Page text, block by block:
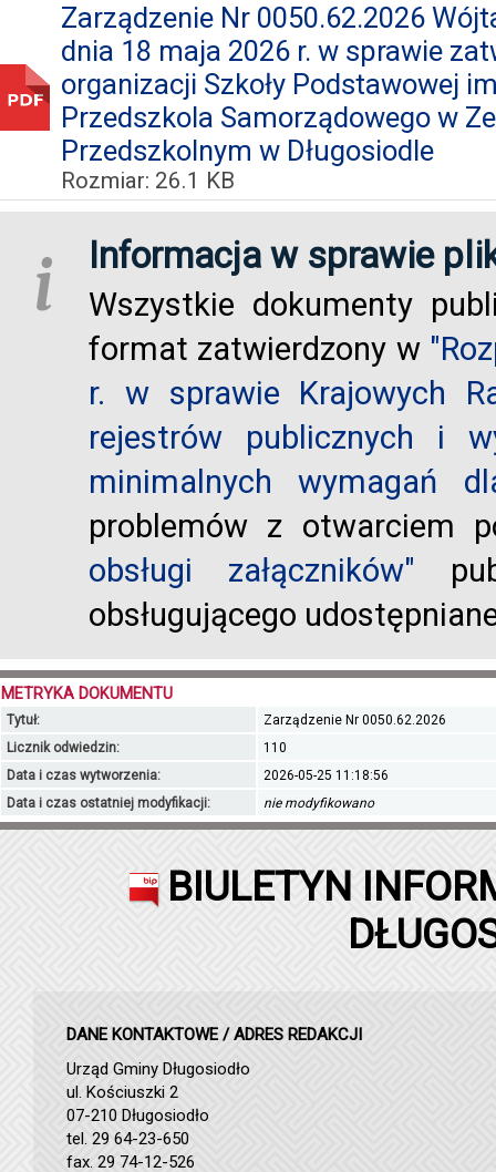
Zarządzenie Nr 0050.62.2026
dnia 18 maja 2026 r. w sprawie
organizacji Szkoły Podstawowej
Przedszkola Samorządowego w
Przedszkolnym w Długosiodle
Rozmiar: 26.1 KB
i Informacja w sprawie
Wszystkie dokumenty
format zatwierdzony w
r. w sprawie Krajowych
rejestrów publicznych i
minimalnych wymagań
problemów z otwarciem
obsługi załączników"
obsługującego
METRYKA DOKUMENTU
Tytuł:
Zarządzenie Nr 0050.62.2026
Licznik odwiedzin:
110
Data i czas wytworzenia:
2026-05-25 11:18:56
Data i czas ostatniej modyfikacji:
nie modyfikowano
BIULETYN
DANE KONTAKTOWE / ADRES REDAKCJI
Urząd Gminy Długosiodło
ul. Kościuszki 2
07-210 Długosiodło
tel. 29 64-23-650
fax. 29 74-12-526